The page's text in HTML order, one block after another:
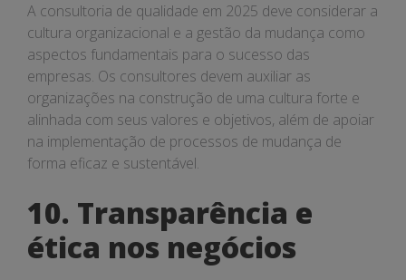
A consultoria de qualidade em 2025 deve considerar a
cultura organizacional e a gestão da mudança como
aspectos fundamentais para o sucesso das
empresas. Os consultores devem auxiliar as
organizações na construção de uma cultura forte e
alinhada com seus valores e objetivos, além de apoiar
na implementação de processos de mudança de
forma eficaz e sustentável.
10. Transparência e
ética nos negócios